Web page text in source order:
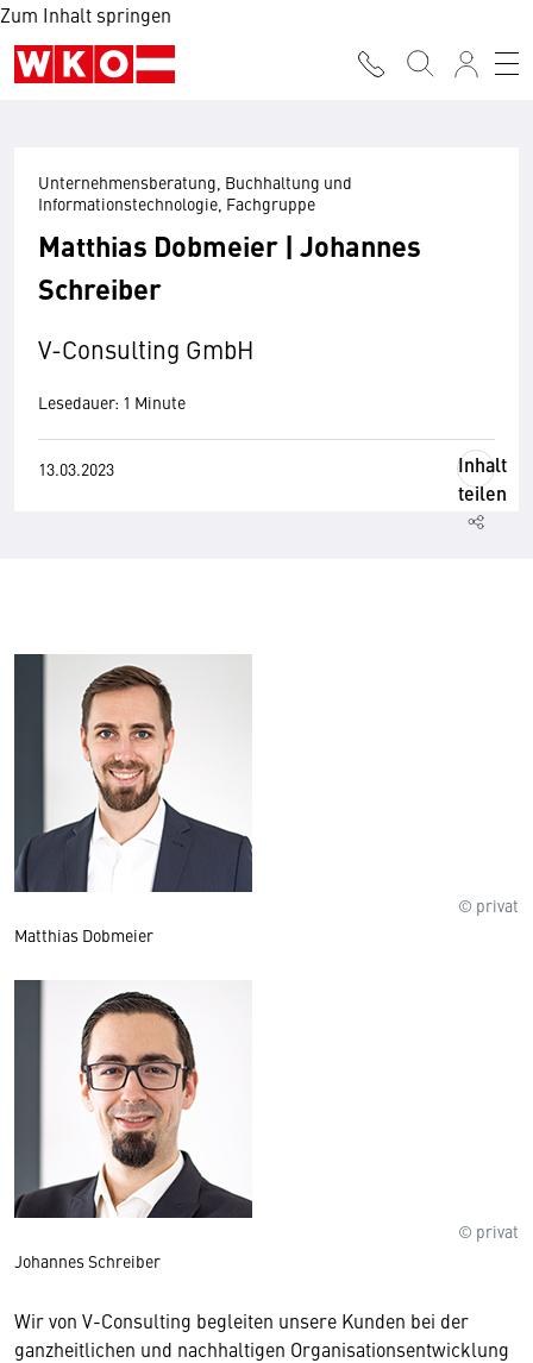
Zum Inhalt springen
Unternehmensberatung, Buchhaltung und
Informationstechnologie, Fachgruppe
Matthias Dobmeier | Johannes
Schreiber
V-Consulting GmbH
Lesedauer: 1 Minute
13.03.2023
Inhalt
teilen
© privat
Matthias Dobmeier
© privat
Johannes Schreiber
Wir von V-Consulting begleiten unsere Kunden bei der
ganzheitlichen und nachhaltigen Organisationsentwicklung